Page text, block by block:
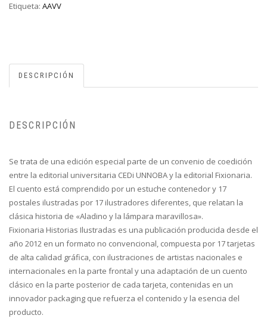
Etiqueta: AAVV
DESCRIPCIÓN
DESCRIPCIÓN
Se trata de una edición especial parte de un convenio de coedición
entre la editorial universitaria CEDi UNNOBA y la editorial Fixionaria.
El cuento está comprendido por un estuche contenedor y 17
postales ilustradas por 17 ilustradores diferentes, que relatan la
clásica historia de «Aladino y la lámpara maravillosa».
Fixionaria Historias Ilustradas es una publicación producida desde el
año 2012 en un formato no convencional, compuesta por 17 tarjetas
de alta calidad gráfica, con ilustraciones de artistas nacionales e
internacionales en la parte frontal y una adaptación de un cuento
clásico en la parte posterior de cada tarjeta, contenidas en un
innovador packaging que refuerza el contenido y la esencia del
producto.